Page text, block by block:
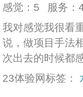
感觉：5
服务：
我对感觉我很看
说，做项目手法
次出去的时候都
23体验网标签：